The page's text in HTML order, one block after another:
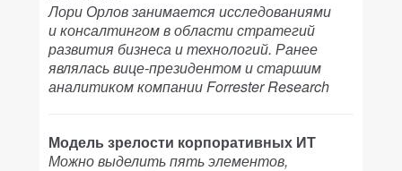
Лори Орлов занимается исследованиями
и консалтингом в области стратегий
развития бизнеса и технологий. Ранее
являлась вице-президентом и старшим
аналитиком компании Forrester Research
Модель зрелости корпоративных ИТ
Можно выделить пять элементов,